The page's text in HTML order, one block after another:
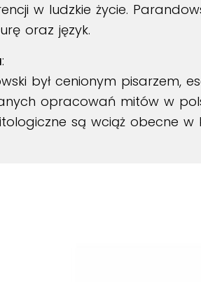
w ludzkie życie.
oraz język.
:
był cenionym pisarzem,
opracowań mitów w
są wciąż obecne w